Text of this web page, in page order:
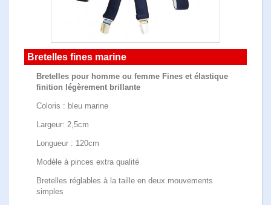
Bretelles fines marine
Bretelles pour homme ou femme Fines et élastique
finition légèrement brillante
Coloris : bleu marine
Largeur: 2,5cm
Longueur : 120cm
Modèle à pinces extra qualité
Bretelles réglables à la taille en deux mouvements
simples